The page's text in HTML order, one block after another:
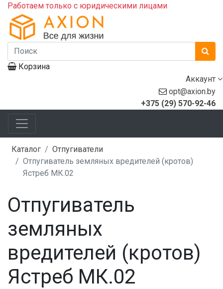
Работаем только с юридическими лицами
Корзина
Аккаунт
opt@axion.by
+375 (29) 570-92-46
Каталог
Отпугиватели
Отпугиватель земляных вредителей (кротов)
Ястреб МК.02
Отпугиватель
земляных
вредителей (кротов)
Ястреб МК.02